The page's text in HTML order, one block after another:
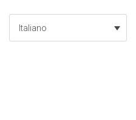
Italiano